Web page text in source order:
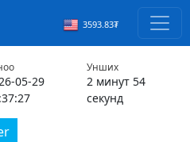
3593.83₮
05-29
Унших
2 минут 54
секунд